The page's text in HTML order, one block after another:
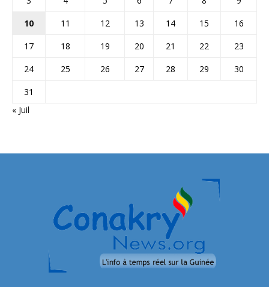
10
11 12 13 14 15
16
17
18 19 20 21 22
23
24
25 26 27 28 29
30
31
« Juil